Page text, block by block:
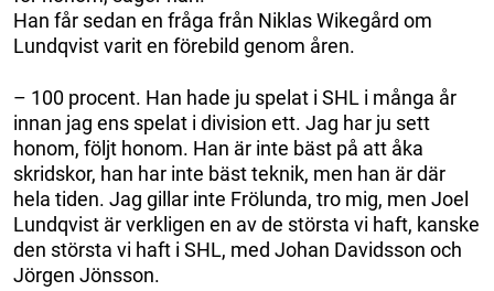
Han får sedan en fråga från Niklas Wikegård om
Lundqvist varit en förebild genom åren.
– 100 procent. Han hade ju spelat i SHL i många år
innan jag ens spelat i division ett. Jag har ju sett
honom, följt honom. Han är inte bäst på att åka
skridskor, han har inte bäst teknik, men han är där
hela tiden. Jag gillar inte Frölunda, tro mig, men Joel
Lundqvist är verkligen en av de största vi haft, kanske
den största vi haft i SHL, med Johan Davidsson och
Jörgen Jönsson.